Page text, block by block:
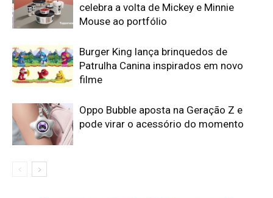
celebra a volta de Mickey e Minnie
Mouse ao portfólio
Burger King lança brinquedos de
Patrulha Canina inspirados em novo
filme
Oppo Bubble aposta na Geração Z e
pode virar o acessório do momento